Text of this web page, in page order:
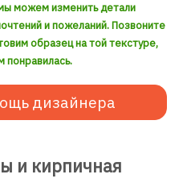
можем изменить детали
и пожеланий. Позвоните
образец на той текстуре,
понравилась.
дизайнера
и кирпичная